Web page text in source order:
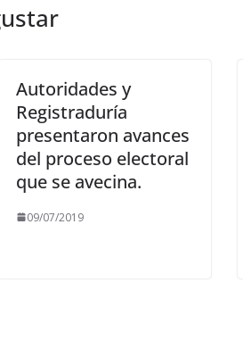
Autoridades y
Registraduría
presentaron avances
del proceso electoral
que se avecina.
09/07/2019